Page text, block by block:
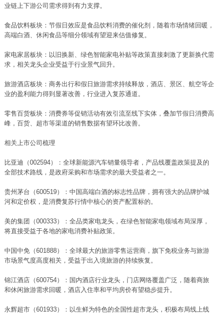
业链上下游公司需求得到有力支撑。
食品饮料板块：节假日效应是食品饮料消费的催化剂，随着市场情绪回暖，
高端白酒、休闲食品等细分领域有望迎来估值修复。
家电家居板块：以旧换新、绿色智能家电补贴等政策直接刺激了更新换代需
求，相关龙头企业受益于行业景气回升。
旅游酒店板块：商务出行和假日旅游需求持续释放，酒店、景区、航空等企
业的盈利能力得到显著改善，行业进入复苏通道。
零售百货板块：消费券等促销活动有效引流至线下实体，叠加节假日消费高
峰，百货、超市等渠道的销售数据有望环比改善。
相关上市公司梳理
比亚迪（002594）：全球新能源汽车销量领导者，产品线覆盖政策提及的
全部技术路线，是政府采购和市场需求的最大受益者之一。
贵州茅台（600519）：中国高端白酒的标志性品牌，拥有强大的品牌护城
河和定价权，是消费复苏行情中核心的资产配置标的。
美的集团（000333）：全品类家电龙头，在绿色智能家电领域布局深厚，
将直接受益于各地的家电消费补贴政策。
中国中免（601888）：全球最大的旅游零售运营商，旗下免税业务与旅游
市场景气度高度相关，受益于出入境旅游的持续恢复。
锦江酒店（600754）：国内酒店行业龙头，门店网络覆盖广泛，随着商旅
和休闲旅游需求回暖，酒店入住率和平均房价有望稳步提升。
永辉超市（601933）：以生鲜为特色的全国性超市龙头，积极布局线上线